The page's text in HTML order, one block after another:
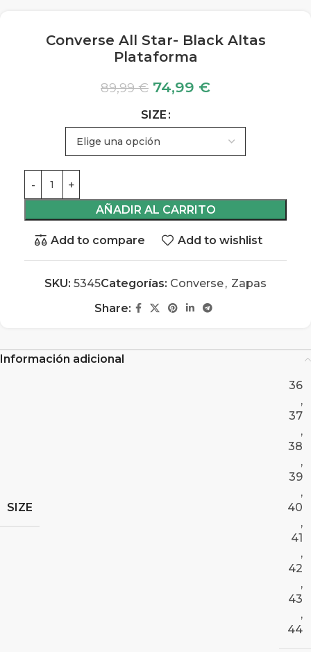
Converse All Star- Black Altas
Plataforma
89,99€ 74,99 €
SIZE
AÑADIR AL CARRITO
Add to compare Add to wishlist
SKU: 5345Categorías: Converse, Zapas
Share:
Información adicional
SIZE
36
,
37
,
38
,
39
,
40
,
41
,
42
,
43
,
44